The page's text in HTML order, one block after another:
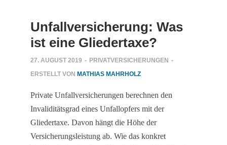
Unfallversicherung: Was
ist eine Gliedertaxe?
27. AUGUST 2019 - PRIVATVERSICHERUNGEN -
ERSTELLT VON MATHIAS MAHRHOLZ
Private Unfallversicherungen berechnen den
Invaliditätsgrad eines Unfallopfers mit der
Gliedertaxe. Davon hängt die Höhe der
Versicherungsleistung ab. Wie das konkret